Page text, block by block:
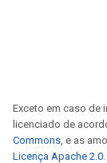
Exceto em caso de
licenciado de
Commons , e as
Licença Apache 2.0